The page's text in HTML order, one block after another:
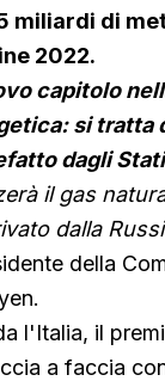
miliardi di
2022.
capitolo
si tratta
dagli
il gas
dalla
della
l'Italia, il
a faccia